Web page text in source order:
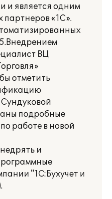
и является одним
партнеров «1С».
ВЦ
отметить
подробные
работе в новой
и
"1С:Бухучет и